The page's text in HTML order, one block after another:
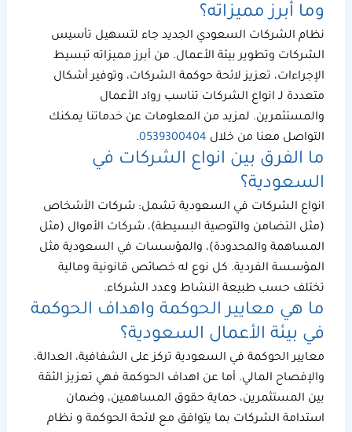
وما أبرز مميزاته؟
نظام الشركات السعودي الجديد جاء لتسهيل تأسيس
الشركات وتطوير بيئة الأعمال. من أبرز مميزاته تبسيط
الإجراءات، تعزيزلائحة حوكمة الشركات، وتوفير أشكال
متعددة لـ انواع الشركات تناسب رواد الأعمال
والمستثمرين. لمزيد من المعلومات عن خدماتنا يمكنك
التواصل معنا من خلال 0539300404
.
ما الفرق بين انواع الشركات في
السعودية؟
انواع الشركات في السعوديةتشمل: شركات الأشخاص
(مثل التضامن والتوصية البسيطة)، شركات الأموال (مثل
المساهمة والمحدودة)، والمؤسسات في السعودية مثل
المؤسسة الفردية. كل نوع له خصائص قانونية ومالية
تختلف حسب طبيعة النشاط وعدد الشركاء.
ما هي معايير الحوكمةواهداف الحوكمة
في بيئة الأعمال السعودية؟
معايير الحوكمةفي السعودية تركز على الشفافية، العدالة،
والإفصاح المالي. أما عن اهداف الحوكمةفهي تعزيز الثقة
بين المستثمرين، حماية حقوق المساهمين، وضمان
استدامة الشركات بما يتوافق مع لائحة الحوكمةو نظام